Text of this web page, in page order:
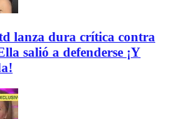
lanza dura crítica contra
salió a defenderse ¡Y